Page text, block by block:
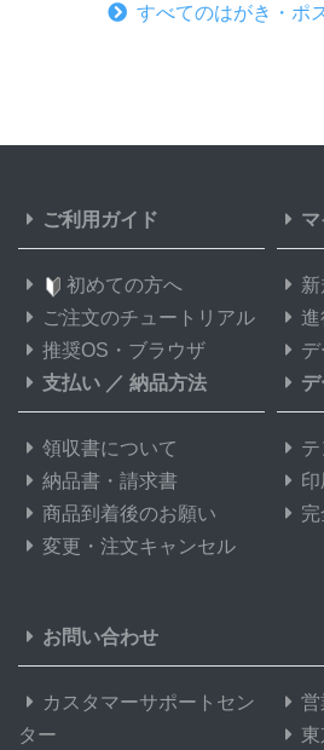
すべてのはがき・ポ
ご利用ガイド
初めての方へ
ご注文のチュートリアル
推奨OS・ブラウザ
進
支払い ／ 納品方法
領収書について
納品書・請求書
商品到着後のお願い
変更・注文キャンセル
テ
お問い合わせ
カスタマーサポートセン
ター
営